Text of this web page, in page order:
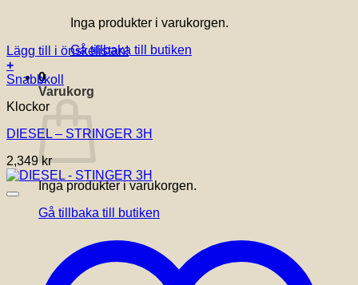
Inga produkter i varukorgen.
Gå tillbaka till butiken
0
Varukorg
Inga produkter i varukorgen.
Gå tillbaka till butiken
Lägg till i önskelistan!
+
Snabbkoll
Klockor
DIESEL – STRINGER 3H
2,349kr